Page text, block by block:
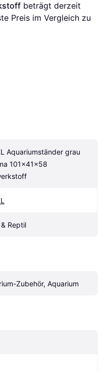
Aquariumständer grau
101x41x58
Reptil
Zubehör, Aquarium